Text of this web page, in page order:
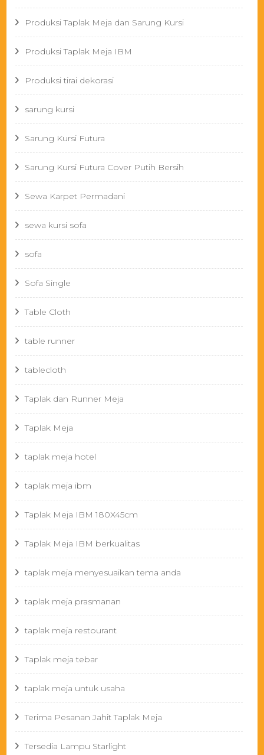
Produksi Taplak Meja dan Sarung Kursi
Produksi Taplak Meja IBM
Produksi tirai dekorasi
sarung kursi
Sarung Kursi Futura
Sarung Kursi Futura Cover Putih Bersih
Sewa Karpet Permadani
sewa kursi sofa
sofa
Sofa Single
Table Cloth
table runner
tablecloth
Taplak dan Runner Meja
Taplak Meja
taplak meja hotel
taplak meja ibm
Taplak Meja IBM 180X45cm
Taplak Meja IBM berkualitas
taplak meja menyesuaikan tema anda
taplak meja prasmanan
taplak meja restourant
Taplak meja tebar
taplak meja untuk usaha
Terima Pesanan Jahit Taplak Meja
Tersedia Lampu Starlight